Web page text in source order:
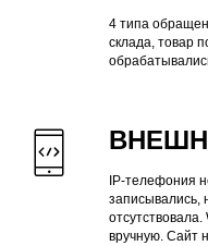
4 типа
склада, товар
IP-телефония
записывались,
вручную. Сайт